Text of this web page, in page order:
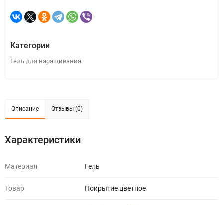
Категории
Гель для наращивания
Описание Отзывы (0)
Характеристики
Материал Гель
Товар Покрытие цветное